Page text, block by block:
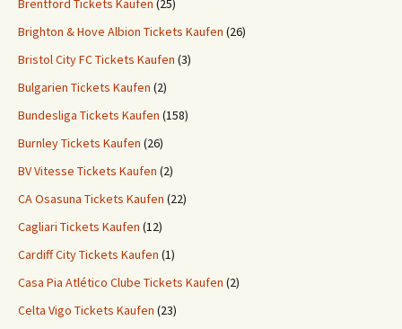
Brentford Tickets Kaufen (25)
Brighton & Hove Albion Tickets Kaufen (26)
Bristol City FC Tickets Kaufen (3)
Bulgarien Tickets Kaufen (2)
Bundesliga Tickets Kaufen (158)
Burnley Tickets Kaufen (26)
BV Vitesse Tickets Kaufen (2)
CA Osasuna Tickets Kaufen (22)
Cagliari Tickets Kaufen (12)
Cardiff City Tickets Kaufen (1)
Casa Pia Atlético Clube Tickets Kaufen (2)
Celta Vigo Tickets Kaufen (23)